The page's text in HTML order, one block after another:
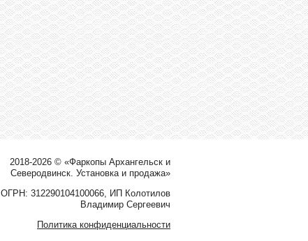
2018-2026 © «Фаркопы Архангельск и
Северодвинск. Установка и продажа»
ОГРН: 312290104100066, ИП Колотилов
Владимир Сергеевич
Политика конфиденциальности